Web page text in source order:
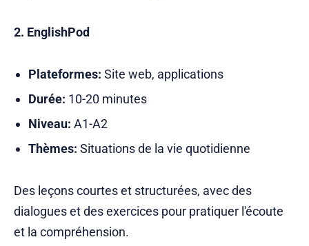
2. EnglishPod
Plateformes: Site web, applications
Durée: 10-20 minutes
Niveau: A1-A2
Thèmes: Situations de la vie quotidienne
Des leçons courtes et structurées, avec des
dialogues et des exercices pour pratiquer l'écoute
et la compréhension.